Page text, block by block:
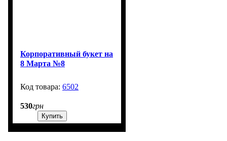
Корпоративный букет на
8 Марта №8
6502
530грн
Купить